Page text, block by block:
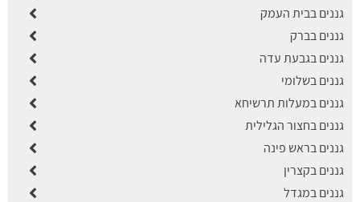
גננים בבית העמק
גננים בברק
גננים בגבעת עדה
גננים בשלומי
גננים במעלות תרשיחא
גננים בחצור הגלילית
גננים בראש פינה
גננים בקצרין
גננים במגדל